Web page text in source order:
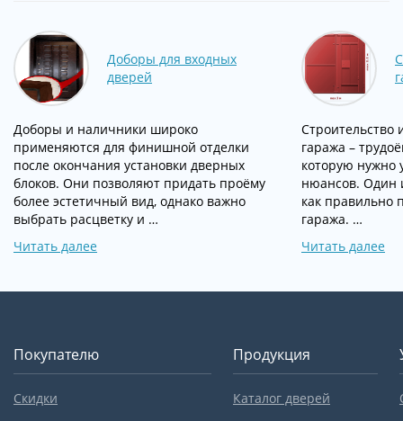
Доборы для входных
дверей
Доборы и наличники широко
применяются для финишной отделки
после окончания установки дверных
блоков. Они позволяют придать проёму
более эстетичный вид, однако важно
выбрать расцветку и …
Читать далее
Строительство
гаража –
которую нужно
нюансов. Один
как правильно
гаража. …
Читать далее
Покупателю
Скидки
Продукция
Каталог дверей